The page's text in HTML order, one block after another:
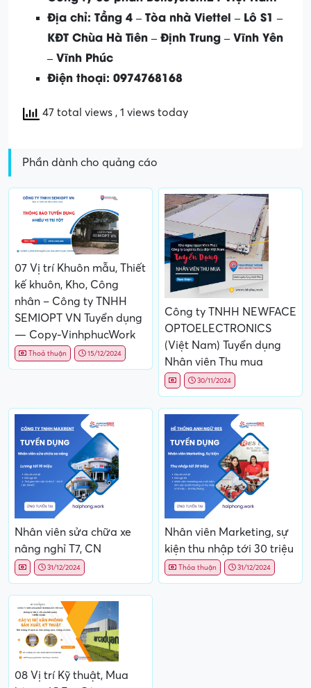
Địa chỉ: Tầng 4 – Tòa nhà Viettel – Lô S1 –
KĐT Chùa Hà Tiên – Định Trung – Vĩnh Yên
– Vĩnh Phúc
Điện thoại: 0974768168
47 total views , 1 views today
Phần dành cho quảng cáo
07 Vị trí Khuôn mẫu, Thiết
kế khuôn, Kho, Công
nhân – Công ty TNHH
SEMIOPT VN Tuyển dụng
— Copy-VinhphucWork
Thoả thuận 15/12/2024
Công ty TNHH NEWFACE
OPTOELECTRONICS
(Việt Nam) Tuyển dụng
Nhân viên Thu mua
30/11/2024
Nhân viên sửa chữa xe
nâng nghỉ T7, CN
31/12/2024
Nhân viên Marketing, sự
kiện thu nhập tới 30 triệu
Thỏa thuận 31/12/2024
08 Vị trí Kỹ thuật, Mua